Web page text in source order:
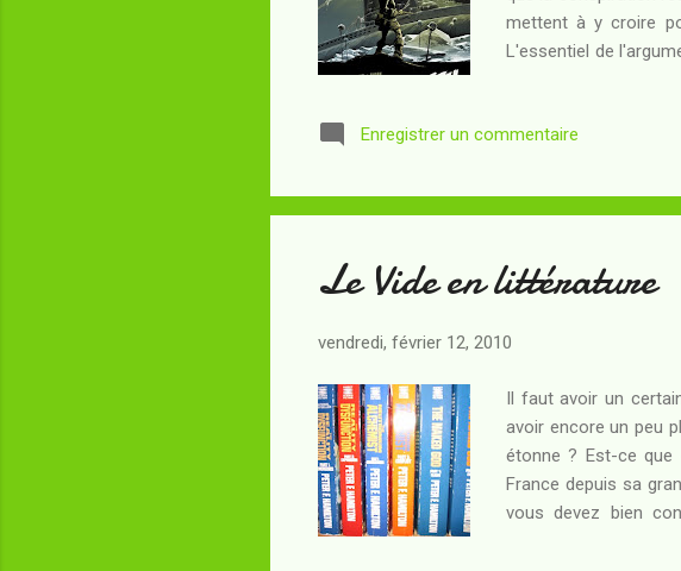
mettent à y croire
L'essentiel de
génériques
celles de créatures
Enregistrer un commentaire
Le Vide en littérature
vendredi, février 12, 2010
Il faut avoir un
avoir encore un peu
étonne ? Est-ce
France depuis sa
vous devez bien